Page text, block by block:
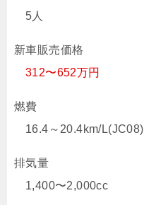
5人
新車販売価格
312〜652万円
燃費
16.4～20.4km/L(JC08)
排気量
1,400〜2,000cc